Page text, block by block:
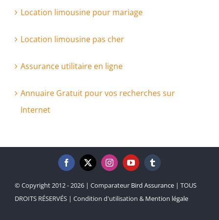
Location limousine pour mariage
Location limousine pas cher
Assurance utilitaire en ligne
Annuaire Gratuit pour vos recherches sur
Internet
© Copyright 2012 - 2026 | Comparateur Bird Assurance| TOUS
DROITS RÉSERVÉS | Condition d'utilisation & Mention légale